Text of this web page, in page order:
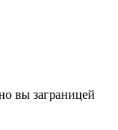
вы заграницей